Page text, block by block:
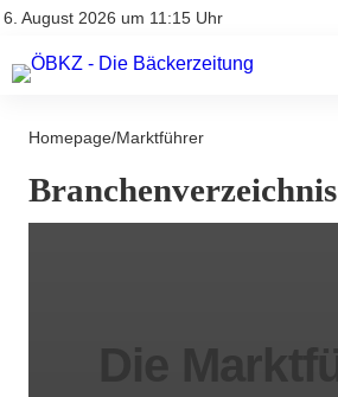
6. August 2026 um 11:15 Uhr
Impressum & Offenlegung
Am Wort
Genuss & Trends
Homepage/Marktführer
Branchenverzeichnis